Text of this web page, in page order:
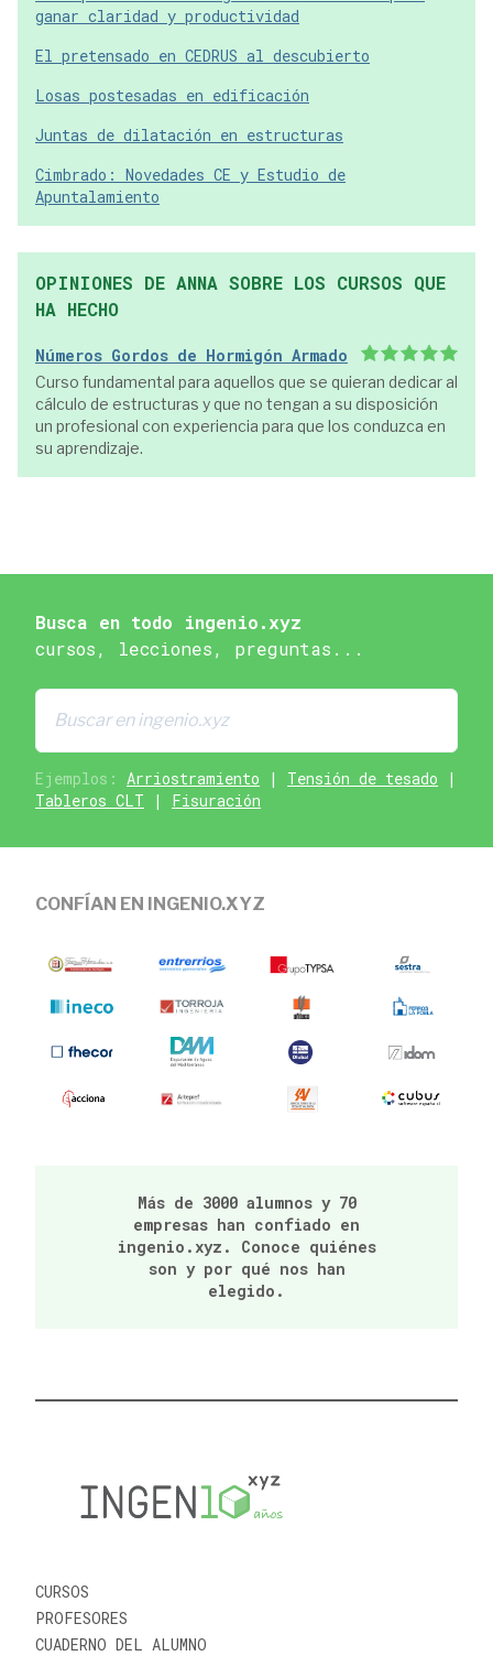
ganar claridad y productividad
El pretensado en CEDRUS al descubierto
Losas postesadas en edificación
Juntas de dilatación en estructuras
Cimbrado: Novedades CE y Estudio de
Apuntalamiento
OPINIONES DE ANNA SOBRE LOS CURSOS QUE
HA HECHO
Números Gordos de Hormigón Armado
Curso fundamental para aquellos que se quieran dedicar al
cálculo de estructuras y que no tengan a su disposición
un profesional con experiencia para que los conduzca en
su aprendizaje.
Busca en todo ingenio.xyz
cursos, lecciones, preguntas...
Ejemplos: Arriostramiento | Tensión de tesado |
Tableros CLT | Fisuración
CONFÍAN EN INGENIO.XYZ
Más de 3000 alumnos y 70
empresas han confiado en
ingenio.xyz. Conoce quiénes
son y por qué nos han
elegido.
CURSOS
PROFESORES
CUADERNO DEL ALUMNO